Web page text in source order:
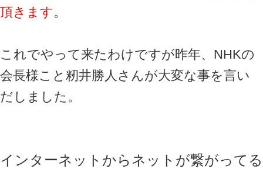
頂きます。
これでやって来たわけですが昨年、NHKの
会長様こと籾井勝人さんが大変な事を言い
だしました。
インターネットからネットが繋がってる